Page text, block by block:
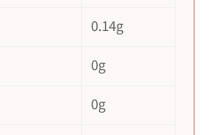
0.14g
0g
0g